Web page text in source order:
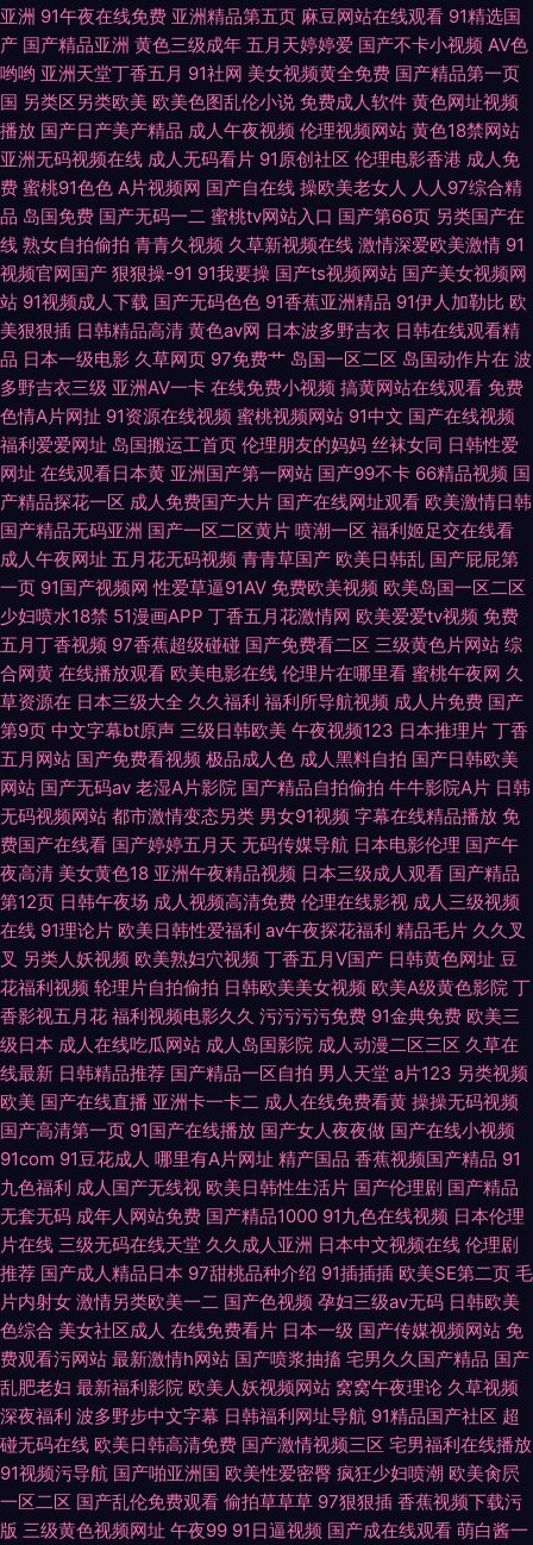
产 久久人妻视频 91色色网址 色图av 成人91网站 92超碰自拍 先锋影音丝袜
制服AV 成人午夜剧场久久 超碰网友自拍 91网站在线免费观看下载 91呆哥人
妻系列 欧美老女人 成人综合婷婷国产精品 国产精品欧美亚洲国产 国产精品
码一区 91视屏在线地址发布网 91大香蕉公开在线 香蕉视频导航 婷婷久久性
爱精品 人人操超碰91 东方av手机在线观看 91成人tv 久久可香 91新网址 日
韩无码地址一地址二 东方AV东方在线 91超碰大香蕉在线 欧美爱爱网站日韩
欧美 91资源网址 91刺激网站 人妻久久精品 麻豆久久 91专区探花 性爱福利
视频网站 福利视频1000合集
亚洲 91午夜在线免费 亚洲精品第五页 麻豆网站在线观看 91精选国
产 国产精品亚洲 黄色三级成年 五月天婷婷爱 国产不卡小视频 AV色
哟哟 亚洲天堂丁香五月 91社网 美女视频黄全免费 国产精品第一页
国 另类区另类欧美 欧美色图乱伦小说 免费成人软件 黄色网址视频
播放 国产日产美产精品 成人午夜视频 伦理视频网站 黄色18禁网站
亚洲无码视频在线 成人无码看片 91原创社区 伦理电影香港 成人免
费 蜜桃91色色 A片视频网 国产自在线 操欧美老女人 人人97综合精
品 岛国免费 国产无码一二 蜜桃tv网站入口 国产第66页 另类国产在
线 熟女自拍偷拍 青青久视频 久草新视频在线 激情深爱欧美激情 91
视频官网国产 狠狠操-91 91我要操 国产ts视频网站 国产美女视频网
站 91视频成人下载 国产无码色色 91香蕉亚洲精品 91伊人加勒比 欧
美狠狠插 日韩精品高清 黄色av网 日本波多野吉衣 日韩在线观看精
品 日本一级电影 久草网页 97免费艹 岛国一区二区 岛国动作片在 波
多野吉衣三级 亚洲AV一卡 在线免费小视频 搞黄网站在线观看 免费
色情A片网扯 91资源在线视频 蜜桃视频网站 91中文 国产在线视频
福利爱爱网址 岛国搬运工首页 伦理朋友的妈妈 丝袜女同 日韩性爱
网址 在线观看日本黄 亚洲国产第一网站 国产99不卡 66精品视频 国
产精品探花一区 成人免费国产大片 国产在线网址观看 欧美激情日韩
国产精品无码亚洲 国产一区二区黄片 喷潮一区 福利姬足交在线看
成人午夜网址 五月花无码视频 青青草国产 欧美日韩乱 国产屁屁第
一页 91国产视频网 性爱草逼91AV 免费欧美视频 欧美岛国一区二区
少妇喷水18禁 51漫画APP 丁香五月花激情网 欧美爱爱tv视频 免费
五月丁香视频 97香蕉超级碰碰 国产免费看二区 三级黄色片网站 综
合网黄 在线播放观看 欧美电影在线 伦理片在哪里看 蜜桃午夜网 久
草资源在 日本三级大全 久久福利 福利所导航视频 成人片免费 国产
第9页 中文字幕bt原声 三级日韩欧美 午夜视频123 日本推理片 丁香
五月网站 国产免费看视频 极品成人色 成人黑料自拍 国产日韩欧美
网站 国产无码av 老湿A片影院 国产精品自拍偷拍 牛牛影院A片 日韩
无码视频网站 都市激情变态另类 男女91视频 字幕在线精品播放 免
费国产在线看 国产婷婷五月天 无码传媒导航 日本电影伦理 国产午
夜高清 美女黄色18 亚洲午夜精品视频 日本三级成人观看 国产精品
第12页 日韩午夜场 成人视频高清免费 伦理在线影视 成人三级视频
在线 91理论片 欧美日韩性爱福利 av午夜探花福利 精品毛片 久久叉
叉 另类人妖视频 欧美熟妇穴视频 丁香五月V国产 日韩黄色网址 豆
花福利视频 轮理片自拍偷拍 日韩欧美美女视频 欧美A级黄色影院 丁
香影视五月花 福利视频电影久久 污污污污免费 91金典免费 欧美三
级日本 成人在线吃瓜网站 成人岛国影院 成人动漫二区三区 久草在
线最新 日韩精品推荐 国产精品一区自拍 男人天堂 a片123 另类视频
欧美 国产在线直播 亚洲卡一卡二 成人在线免费看黄 操操无码视频
国产高清第一页 91国产在线播放 国产女人夜夜做 国产在线小视频
91com 91豆花成人 哪里有A片网址 精产国品 香蕉视频国产精品 91
九色福利 成人国产无线视 欧美日韩性生活片 国产伦理剧 国产精品
无套无码 成年人网站免费 国产精品1000 91九色在线视频 日本伦理
片在线 三级无码在线天堂 久久成人亚洲 日本中文视频在线 伦理剧
推荐 国产成人精品日本 97甜桃品种介绍 91插插插 欧美SE第二页 毛
片内射女 激情另类欧美一二 国产色视频 孕妇三级av无码 日韩欧美
色综合 美女社区成人 在线免费看片 日本一级 国产传媒视频网站 免
费观看污网站 最新激情h网站 国产喷浆抽搐 宅男久久国产精品 国产
乱肥老妇 最新福利影院 欧美人妖视频网站 窝窝午夜理论 久草视频
深夜福利 波多野步中文字幕 日韩福利网址导航 91精品国产社区 超
碰无码在线 欧美日韩高清免费 国产激情视频三区 宅男福利在线播放
91视频污导航 国产啪亚洲国 欧美性爱密臀 疯狂少妇喷潮 欧美肏屄
一区二区 国产乱伦免费观看 偷拍草草草 97狠狠插 香蕉视频下载污
版 三级黄色视频网址 午夜99 91日逼视频 国产成在线观看 萌白酱一